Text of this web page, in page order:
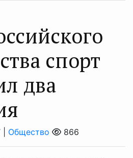
спорт
два
Общество 866